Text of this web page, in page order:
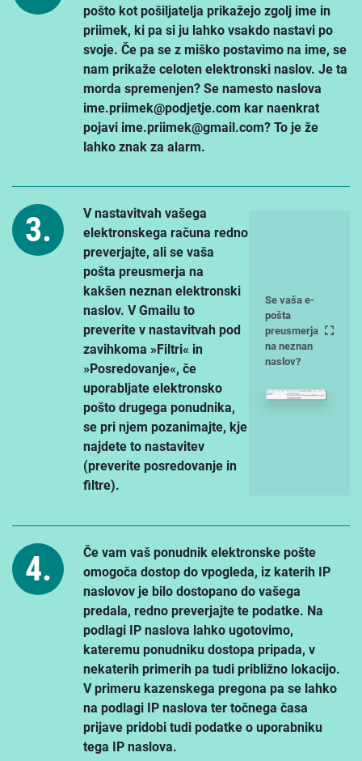
pošto kot pošiljatelja prikažejo zgolj ime in
priimek, ki pa si ju lahko vsakdo nastavi po
svoje. Če pa se z miško postavimo na ime, se
nam prikaže celoten elektronski naslov. Je ta
morda spremenjen? Se namesto naslova
ime.priimek@podjetje.com kar naenkrat
pojavi ime.priimek@gmail.com? To je že
lahko znak za alarm.
V nastavitvah vašega
elektronskega računa redno
preverjajte, ali se vaša
pošta preusmerja na
kakšen neznan elektronski
naslov. V Gmailu to
preverite v nastavitvah pod
zavihkoma »Filtri« in
»Posredovanje«, če
uporabljate elektronsko
pošto drugega ponudnika,
se pri njem pozanimajte, kje
najdete to nastavitev
(preverite posredovanje in
filtre).
Se vaša e-
pošta
preusmerja
na neznan
naslov?
Če vam vaš ponudnik elektronske pošte
omogoča dostop do vpogleda, iz katerih IP
naslovov je bilo dostopano do vašega
predala, redno preverjajte te podatke. Na
podlagi IP naslova lahko ugotovimo,
kateremu ponudniku dostopa pripada, v
nekaterih primerih pa tudi približno lokacijo.
V primeru kazenskega pregona pa se lahko
na podlagi IP naslova ter točnega časa
prijave pridobi tudi podatke o uporabniku
tega IP naslova.